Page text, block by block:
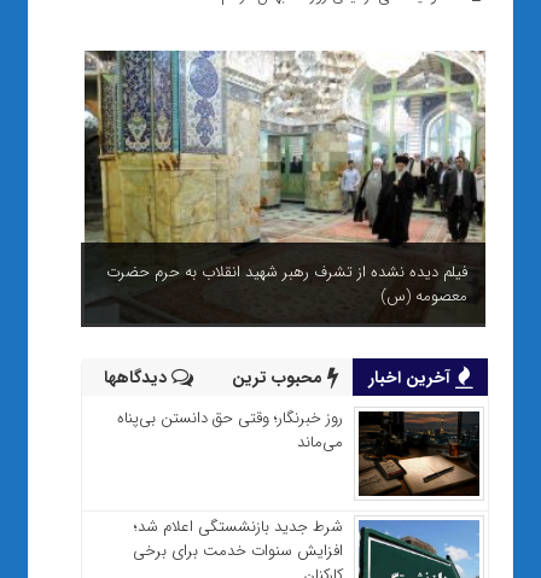
فیلم دیده نشده از تشرف رهبر شهید انقلاب به حرم حضرت
معصومه (س)
آخرین اخبار محبوب ترین دیدگاهها
روز خبرنگار؛ وقتی حق دانستن بی‌پناه
می‌ماند
شرط جدید بازنشستگی اعلام شد؛
افزایش سنوات خدمت برای برخی